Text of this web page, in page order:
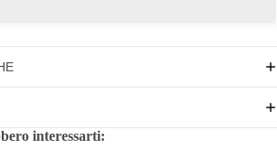
interessarti: